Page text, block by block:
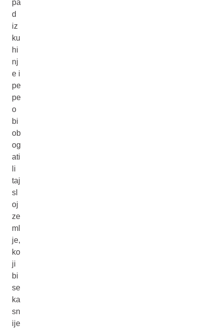
pa
d
iz
ku
hi
nj
e i
pe
pe
o
bi
ob
og
ati
li
taj
sl
oj
ze
ml
je,
ko
ji
bi
se
ka
sn
ije